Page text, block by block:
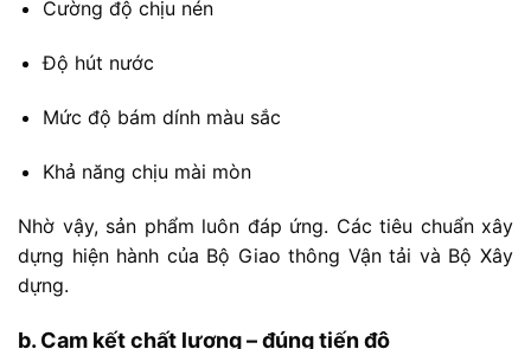
Cường độ chịu nén
Độ hút nước
Mức độ bám dính màu sắc
Khả năng chịu mài mòn
Nhờ vậy, sản phẩm luôn đáp ứng. Các tiêu chuẩn xây
dựng hiện hành của Bộ Giaothông Vậntải và BộXây
dựng.
b. Cam kếtchất lượng –đúngtiếnđộ